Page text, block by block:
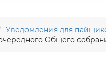
Уведомления для
Общего